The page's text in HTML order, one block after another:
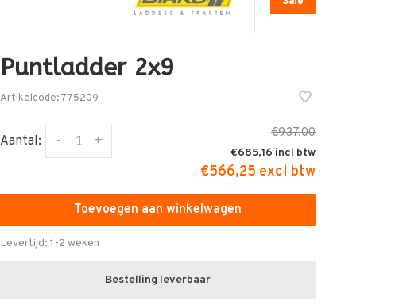
Puntladder 2x9
Artikelcode:775209
Aantal: +
-
€937,00
€685,16
€566,25 excl btw
Toevoegen aan winkelwagen
Levertijd: 1-2 weken
Bestelling leverbaar